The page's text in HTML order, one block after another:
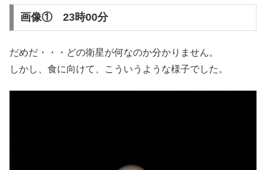
画像① 23時00分
だめだ・・・どの衛星が何なのか分かりません。
しかし、食に向けて、こういうような様子でした。